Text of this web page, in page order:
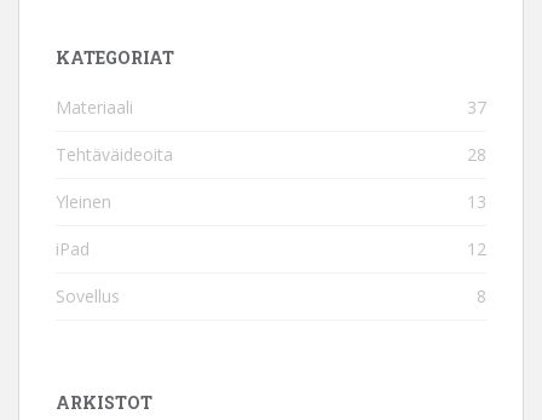
KATEGORIAT
Materiaali 37
Tehtäväideoita 28
Yleinen 13
iPad 12
Sovellus 8
ARKISTOT